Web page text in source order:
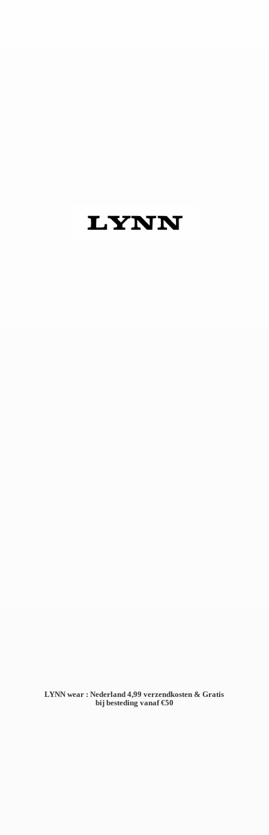
LYNN wear : Nederland 4,99 verzendkosten & Gratis
bij besteding vanaf €50